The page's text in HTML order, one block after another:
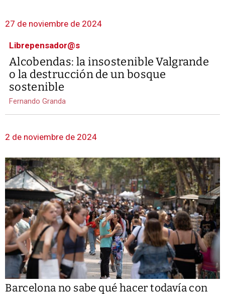
27 de noviembre de 2024
Librepensador@s
Alcobendas: la insostenible Valgrande
o la destrucción de un bosque
sostenible
Fernando Granda
2 de noviembre de 2024
Barcelona no sabe qué hacer todavía con